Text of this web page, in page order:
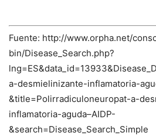
Fuente: http://www.orpha.net/
bin/Disease_Search.php?
a-desmielinizante-inflamatoria-
&title=Polirradiculoneuropat-a-
inflamatoria-aguda–AIDP-
&search=Disease_Search_Simple